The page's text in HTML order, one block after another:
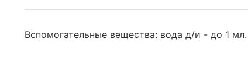
Вспомогательные вещества: вода д/и - до 1 мл.